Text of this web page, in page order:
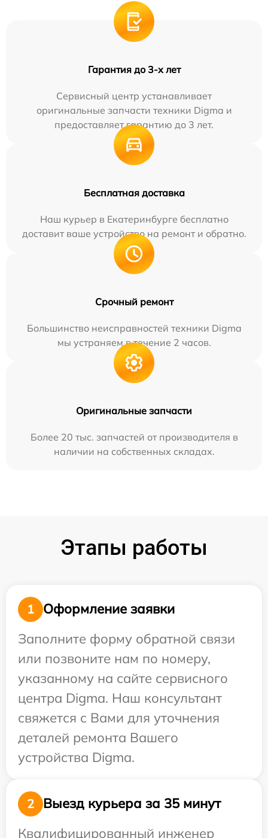
Гарантия до 3-х лет
Сервисный центр устанавливает
оригинальные запчасти техники Digma и
предоставляет гарантию до 3 лет.
Бесплатная доставка
Наш курьер в Екатеринбурге бесплатно
доставит ваше устройство на ремонт и обратно.
Срочный ремонт
Большинство неисправностей техники Digma
мы устраняем в течение 2 часов.
Оригинальные запчасти
Более 20 тыс. запчастей от производителя в
наличии на собственных складах.
Этапы работы
1
Оформление заявки
Заполните форму обратной связи
или позвоните нам по номеру,
указанному на сайте сервисного
центра Digma. Наш консультант
свяжется с Вами для уточнения
деталей ремонта Вашего
устройства Digma.
2
Выезд курьера за 35 минут
Квалифицированный инженер